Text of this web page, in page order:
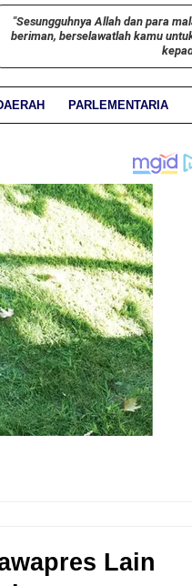
"Sesungguhnya Allah dan para
beriman, berselawatlah kamu
PARLEMENTARIA
Lain